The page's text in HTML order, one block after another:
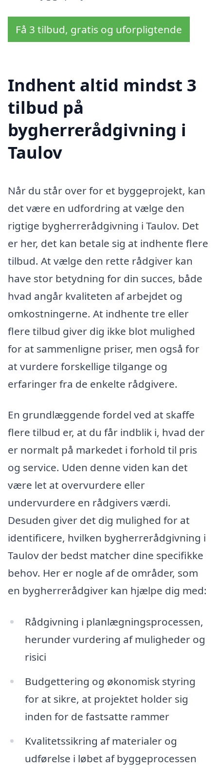
Få 3 tilbud, gratis og uforpligtende
Indhent altid mindst 3
tilbud på
bygherrerådgivning i
Taulov
Når du står over for et byggeprojekt, kan
det være en udfordring at vælge den
rigtige bygherrerådgivning i Taulov. Det
er her, det kan betale sig at indhente flere
tilbud. At vælge den rette rådgiver kan
have stor betydning for din succes, både
hvad angår kvaliteten af arbejdet og
omkostningerne. At indhente tre eller
flere tilbud giver dig ikke blot mulighed
for at sammenligne priser, men også for
at vurdere forskellige tilgange og
erfaringer fra de enkelte rådgivere.
En grundlæggende fordel ved at skaffe
flere tilbud er, at du får indblik i, hvad der
er normalt på markedet i forhold til pris
og service. Uden denne viden kan det
være let at overvurdere eller
undervurdere en rådgivers værdi.
Desuden giver det dig mulighed for at
identificere, hvilken bygherrerådgivning i
Taulov der bedst matcher dine specifikke
behov. Her er nogle af de områder, som
en bygherrerådgiver kan hjælpe dig med:
Rådgivning i planlægningsprocessen,
herunder vurdering af muligheder og
risici
Budgettering og økonomisk styring
for at sikre, at projektet holder sig
inden for de fastsatte rammer
Kvalitetssikring af materialer og
udførelse i løbet af byggeprocessen